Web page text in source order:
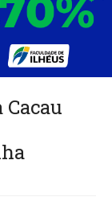
Cacau